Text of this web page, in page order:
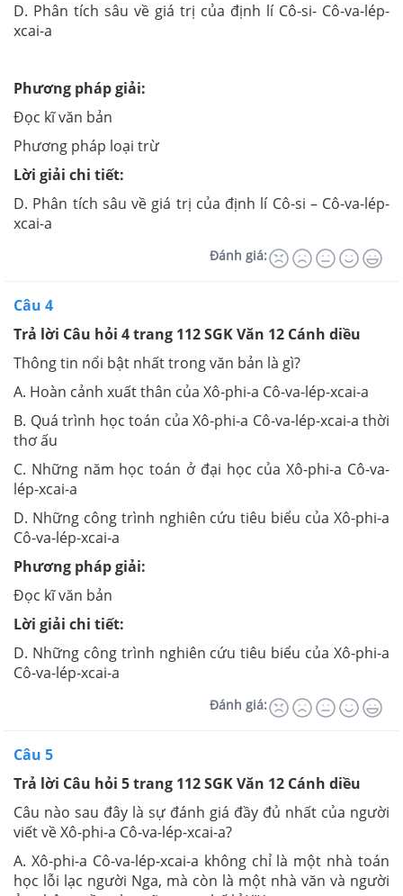
D. Phân tích sâu về giá trị của định lí Cô-si- Cô-va-lép-
xcai-a
Phương pháp giải:
Đọc kĩ văn bản
Phương pháp loại trừ
Lời giải chi tiết:
D. Phân tích sâu về giá trị của định lí Cô-si – Cô-va-lép-
xcai-a
Đánh giá:
Câu 4
Trả lời Câu hỏi 4 trang 112 SGK Văn 12 Cánh diều
Thông tin nổi bật nhất trong văn bản là gì?
A. Hoàn cảnh xuất thân của Xô-phi-a Cô-va-lép-xcai-a
B. Quá trình học toán của Xô-phi-a Cô-va-lép-xcai-a thời
thơ ấu
C. Những năm học toán ở đại học của Xô-phi-a Cô-va-
lép-xcai-a
D. Những công trình nghiên cứu tiêu biểu của Xô-phi-a
Cô-va-lép-xcai-a
Phương pháp giải:
Đọc kĩ văn bản
Lời giải chi tiết:
D. Những công trình nghiên cứu tiêu biểu của Xô-phi-a
Cô-va-lép-xcai-a
Đánh giá:
Câu 5
Trả lời Câu hỏi 5 trang 112 SGK Văn 12 Cánh diều
Câu nào sau đây là sự đánh giá đầy đủ nhất của người
viết về Xô-phi-a Cô-va-lép-xcai-a?
A. Xô-phi-a Cô-va-lép-xcai-a không chỉ là một nhà toán
học lỗi lạc người Nga, mà còn là một nhà văn và người